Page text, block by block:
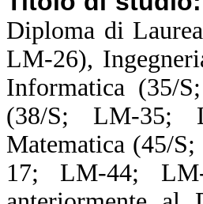
Diploma di
LM-26),
Informatica (35/
(38/S; LM-35;
Matematica (45/
17; LM-44;